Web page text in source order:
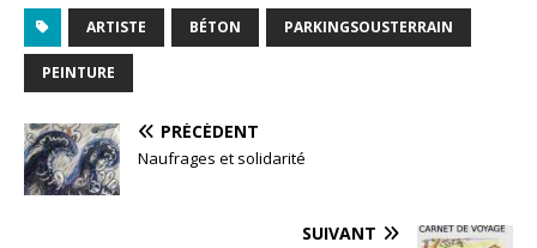
ARTISTE BÉTON PARKINGSOUSTERRAIN
PEINTURE
PRÉCÉDENT
Naufrages et solidarité
SUIVANT